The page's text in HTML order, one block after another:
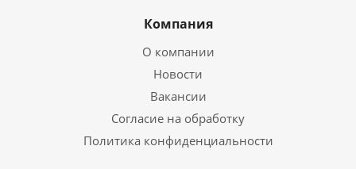
Компания
О компании
Новости
Вакансии
Согласие на обработку
Политика конфиденциальности